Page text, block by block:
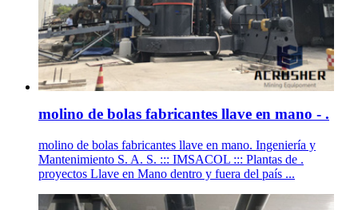
molino de bolas fabricantes llave en mano - .
molino de bolas fabricantes llave en mano. Ingeniería y
Mantenimiento S. A. S. ::: IMSACOL ::: Plantas de .
proyectos Llave en Mano dentro y fuera del país ...